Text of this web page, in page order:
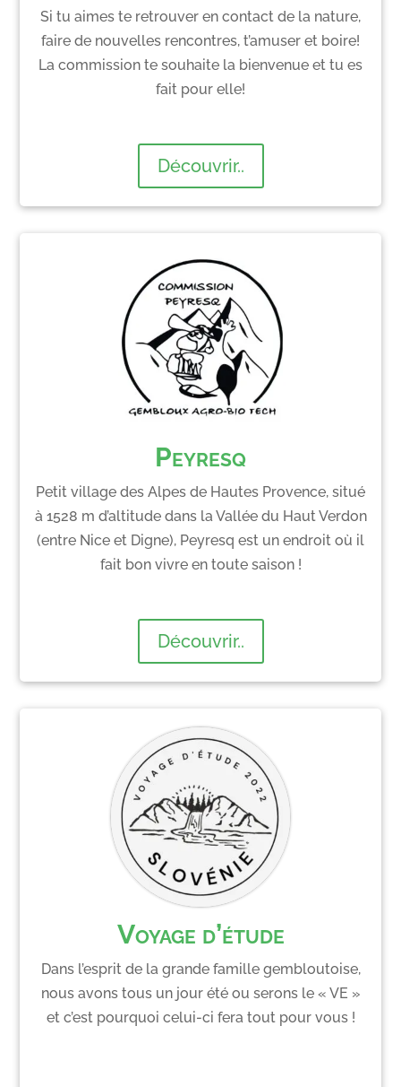
Si tu aimes te retrouver en contact de la nature,
faire de nouvelles rencontres, t’amuser et boire!
La commission te souhaite la bienvenue et tu es
fait pour elle!
Découvrir..
Peyresq
Petit village des Alpes de Hautes Provence, situé
à 1528 m d’altitude dans la Vallée du Haut Verdon
(entre Nice et Digne), Peyresq est un endroit où il
fait bon vivre en toute saison !
Découvrir..
Voyage d’étude
Dans l’esprit de la grande famille gembloutoise,
nous avons tous un jour été ou serons le « VE »
et c’est pourquoi celui-ci fera tout pour vous !